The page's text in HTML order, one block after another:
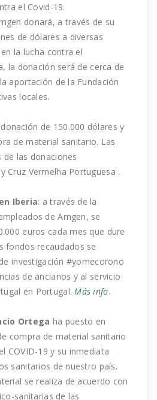
el Covid-19.
donará, a través de su
de dólares a diversas
la lucha contra el
la donación será de cerca de
aportación de la Fundación
locales.
de 150.000 dólares y
de material sanitario. Las
las donaciones
Cruz Vermelha Portuguesa .
Iberia: a través de la
de Amgen, se
euros cada mes que dure
fondos recaudados se
investigación #yomecorono
de ancianos y al servicio
en Portugal. Más info.
Ortega ha puesto en
compra de material sanitario
COVID-19 y su inmediata
sanitarios de nuestro país.
se realiza de acuerdo con
sanitarias de las